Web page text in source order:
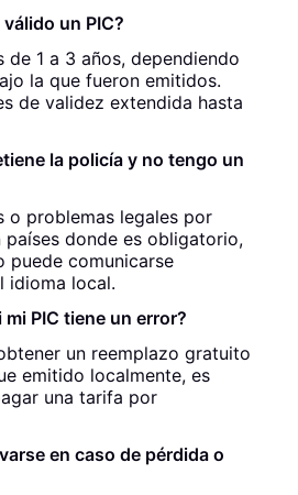
un PIC?
de 1 a 3 años, dependiendo
la que fueron emitidos.
de validez extendida hasta
la policía y no tengo un
o problemas legales por
países donde es obligatorio,
puede comunicarse
idioma local.
PIC tiene un error?
un reemplazo gratuito
emitido localmente, es
una tarifa por
en caso de pérdida o